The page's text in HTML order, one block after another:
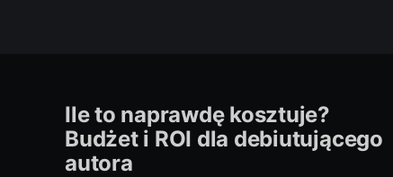
Ile to naprawdę kosztuje?
Budżet i ROI dla debiutującego
autora